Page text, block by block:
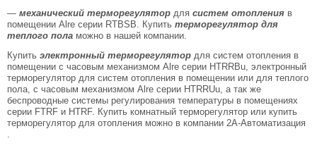
— механический терморегулятор для систем отопления в
помещении Alre серии RTBSB. Купить терморегулятор для
теплого пола можно в нашей компании.
Купить электронный терморегулятор для систем отопления в
помещении с часовым механизмом Alre серии HTRRBu, электронный
терморегулятор для систем отопления в помещении или для теплого
пола, с часовым механизмом Alre серии HTRRUu, а так же
беспроводные системы регулирования температуры в помещениях
серии FTRF и HTRF. Купить комнатный терморегулятор или купить
терморегулятор для отопления можно в компании 2А-Автоматизация
.